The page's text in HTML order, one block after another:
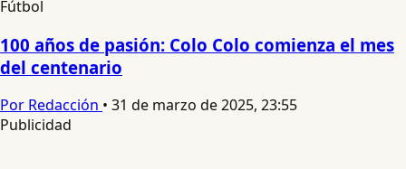
Fútbol
100 años de pasión: Colo Colo comienza el mes
del centenario
Por Redacción • 31 de marzo de 2025, 23:55
Publicidad